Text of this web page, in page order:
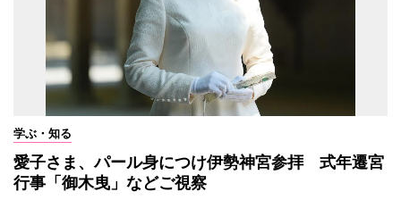
学ぶ・知る
愛子さま、パール身につけ伊勢神宮参拝 式年遷宮
行事「御木曳」などご視察